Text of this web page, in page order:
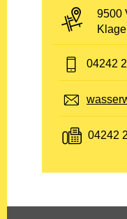
PLZ
9500
Telefon:
04242
E-Mail:
Fax:
04242